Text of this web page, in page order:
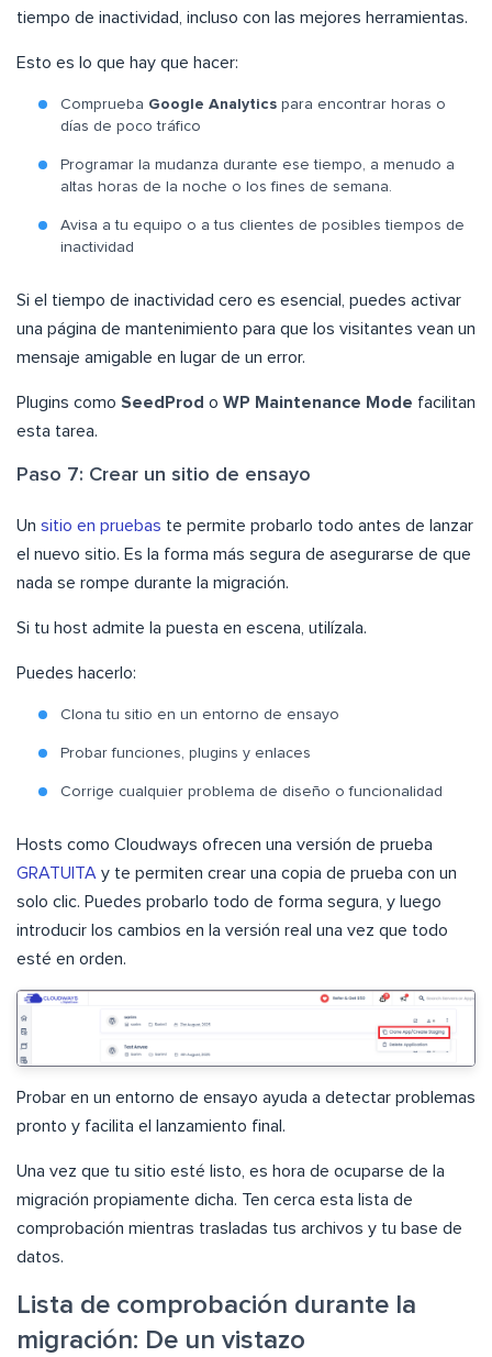
tiempo de inactividad, incluso con las mejores herramientas.
Esto es lo que hay que hacer:
Comprueba Google Analytics para encontrar horas o
días de poco tráfico
Programar la mudanza durante ese tiempo, a menudo a
altas horas de la noche o los fines de semana.
Avisa a tu equipo o a tus clientes de posibles tiempos de
inactividad
Si el tiempo de inactividad cero es esencial, puedes activar
una página de mantenimiento para que los visitantes vean un
mensaje amigable en lugar de un error.
Plugins como SeedProd o WP Maintenance Mode facilitan
esta tarea.
Paso 7: Crear un sitio de ensayo
Un sitio en pruebas te permite probarlo todo antes de lanzar
el nuevo sitio. Es la forma más segura de asegurarse de que
nada se rompe durante la migración.
Si tu host admite la puesta en escena, utilízala.
Puedes hacerlo:
Clona tu sitio en un entorno de ensayo
Probar funciones, plugins y enlaces
Corrige cualquier problema de diseño o funcionalidad
Hosts como Cloudways ofrecen una versión de prueba
GRATUITA y te permiten crear una copia de prueba con un
solo clic. Puedes probarlo todo de forma segura, y luego
introducir los cambios en la versión real una vez que todo
esté en orden.
Probar en un entorno de ensayo ayuda a detectar problemas
pronto y facilita el lanzamiento final.
Una vez que tu sitio esté listo, es hora de ocuparse de la
migración propiamente dicha. Ten cerca esta lista de
comprobación mientras trasladas tus archivos y tu base de
datos.
Lista de comprobación durante la
migración: De un vistazo